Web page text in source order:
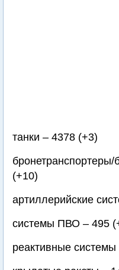
танки – 4378 (+3)
(+10)
артиллерийские
системы ПВО – 495
реактивные системы